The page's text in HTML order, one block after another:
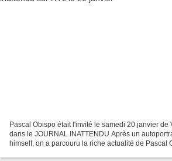
Pascal Obispo était l'invité le samedi 20 janvier de
dans le JOURNAL INATTENDU Après un
himself, on a parcouru la riche actualité de Pascal